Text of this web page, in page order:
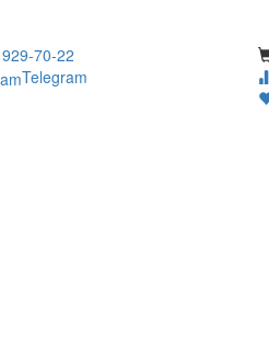
70-22
Telegram